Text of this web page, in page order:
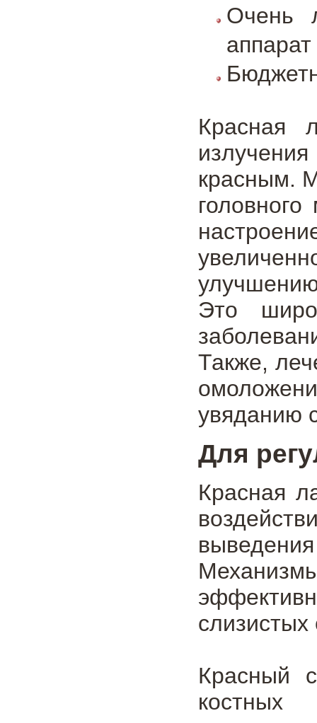
Очень
аппарат
Красная
красным.
Это
Также,
увяданию
Для
Красная
Красный
костных